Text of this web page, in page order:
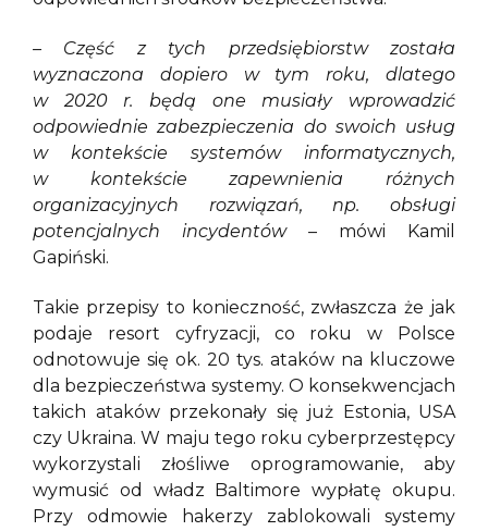
– Część z tych przedsiębiorstw została
wyznaczona dopiero w tym roku, dlatego
w 2020 r. będą one musiały wprowadzić
odpowiednie zabezpieczenia do swoich usług
w kontekście systemów informatycznych,
w kontekście zapewnienia różnych
organizacyjnych rozwiązań, np. obsługi
potencjalnych incydentów – mówi Kamil
Gapiński.
Takie przepisy to konieczność, zwłaszcza że jak
podaje resort cyfryzacji, co roku w Polsce
odnotowuje się ok. 20 tys. ataków na kluczowe
dla bezpieczeństwa systemy. O konsekwencjach
takich ataków przekonały się już Estonia, USA
czy Ukraina. W maju tego roku cyberprzestępcy
wykorzystali złośliwe oprogramowanie, aby
wymusić od władz Baltimore wypłatę okupu.
Przy odmowie hakerzy zablokowali systemy